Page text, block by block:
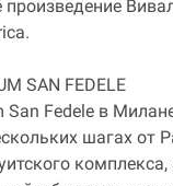
произведение
SAN FEDELE
San Fedele в
шагах от